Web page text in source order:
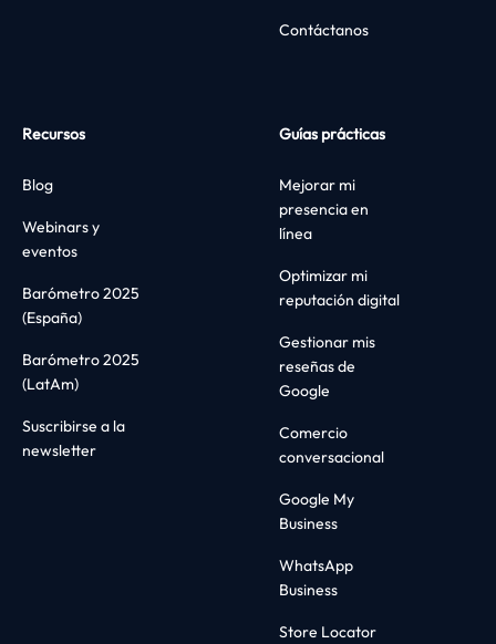
Contáctanos
Recursos
Blog
Webinars y
eventos
Barómetro 2025
(España)
Barómetro 2025
(LatAm)
Suscribirse a la
newsletter
Guías prácticas
Mejorar mi
presencia en
línea
Optimizar mi
reputación digital
Gestionar mis
reseñas de
Google
Comercio
conversacional
Google My
Business
WhatsApp
Business
Store Locator